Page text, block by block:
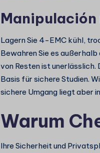
Lagern Sie 4-EMC kühl,
Bewahren Sie es
von Resten ist
Basis für sichere Studien.
sichere Umgang liegt aber
Warum
Ihre Sicherheit und